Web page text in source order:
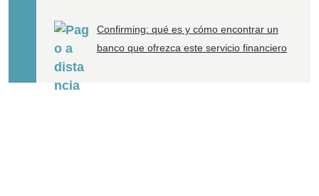
Confirming: qué es y cómo encontrar un
banco que ofrezca este servicio financiero